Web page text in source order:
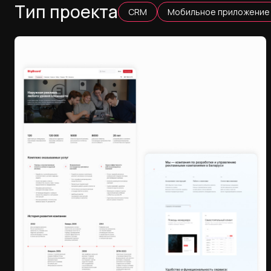
Тип проекта CRM Мобильное приложение